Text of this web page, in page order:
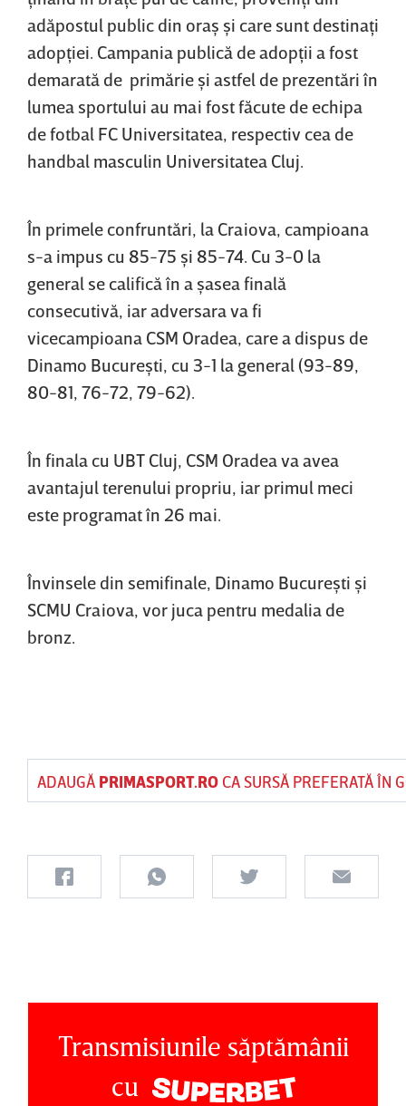
adăpostul public din oraş şi care sunt destinaţi
adopţiei. Campania publică de adopţii a fost
demarată de primărie şi astfel de prezentări în
lumea sportului au mai fost făcute de echipa
de fotbal FC Universitatea, respectiv cea de
handbal masculin Universitatea Cluj.
În primele confruntări, la Craiova, campioana
s-a impus cu 85-75 şi 85-74. Cu 3-0 la
general se califică în a şasea finală
consecutivă, iar adversara va fi
vicecampioana CSM Oradea, care a dispus de
Dinamo Bucureşti, cu 3-1 la general (93-89,
80-81, 76-72, 79-62).
În finala cu UBT Cluj, CSM Oradea va avea
avantajul terenului propriu, iar primul meci
este programat în 26 mai.
Învinsele din semifinale, Dinamo Bucureşti şi
SCMU Craiova, vor juca pentru medalia de
bronz.
ADAUGĂ PRIMASPORT.ROCA SURSĂ PREFERATĂ ÎN
Transmisiunile săptămânii
cu